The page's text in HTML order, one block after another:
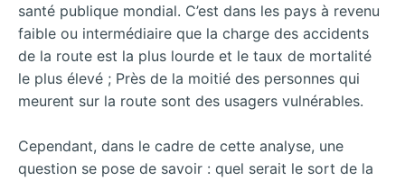
santé publique mondial. C’est dans les pays à revenu
faible ou intermédiaire que la charge des accidents
de la route est la plus lourde et le taux de mortalité
le plus élevé ; Près de la moitié des personnes qui
meurent sur la route sont des usagers vulnérables.
Cependant, dans le cadre de cette analyse, une
question se pose de savoir : quel serait le sort de la